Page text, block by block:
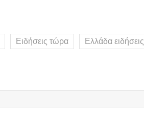
Ειδήσεις τώρα Ελλάδα ειδήσεις